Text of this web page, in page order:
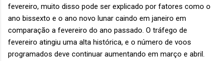
fevereiro, muito disso pode ser explicado por fatores como o
ano bissexto e o ano novo lunar caindo em janeiro em
comparação a fevereiro do ano passado. O tráfego de
fevereiro atingiu uma alta histórica, e o número de voos
programados deve continuar aumentando em março e abril.